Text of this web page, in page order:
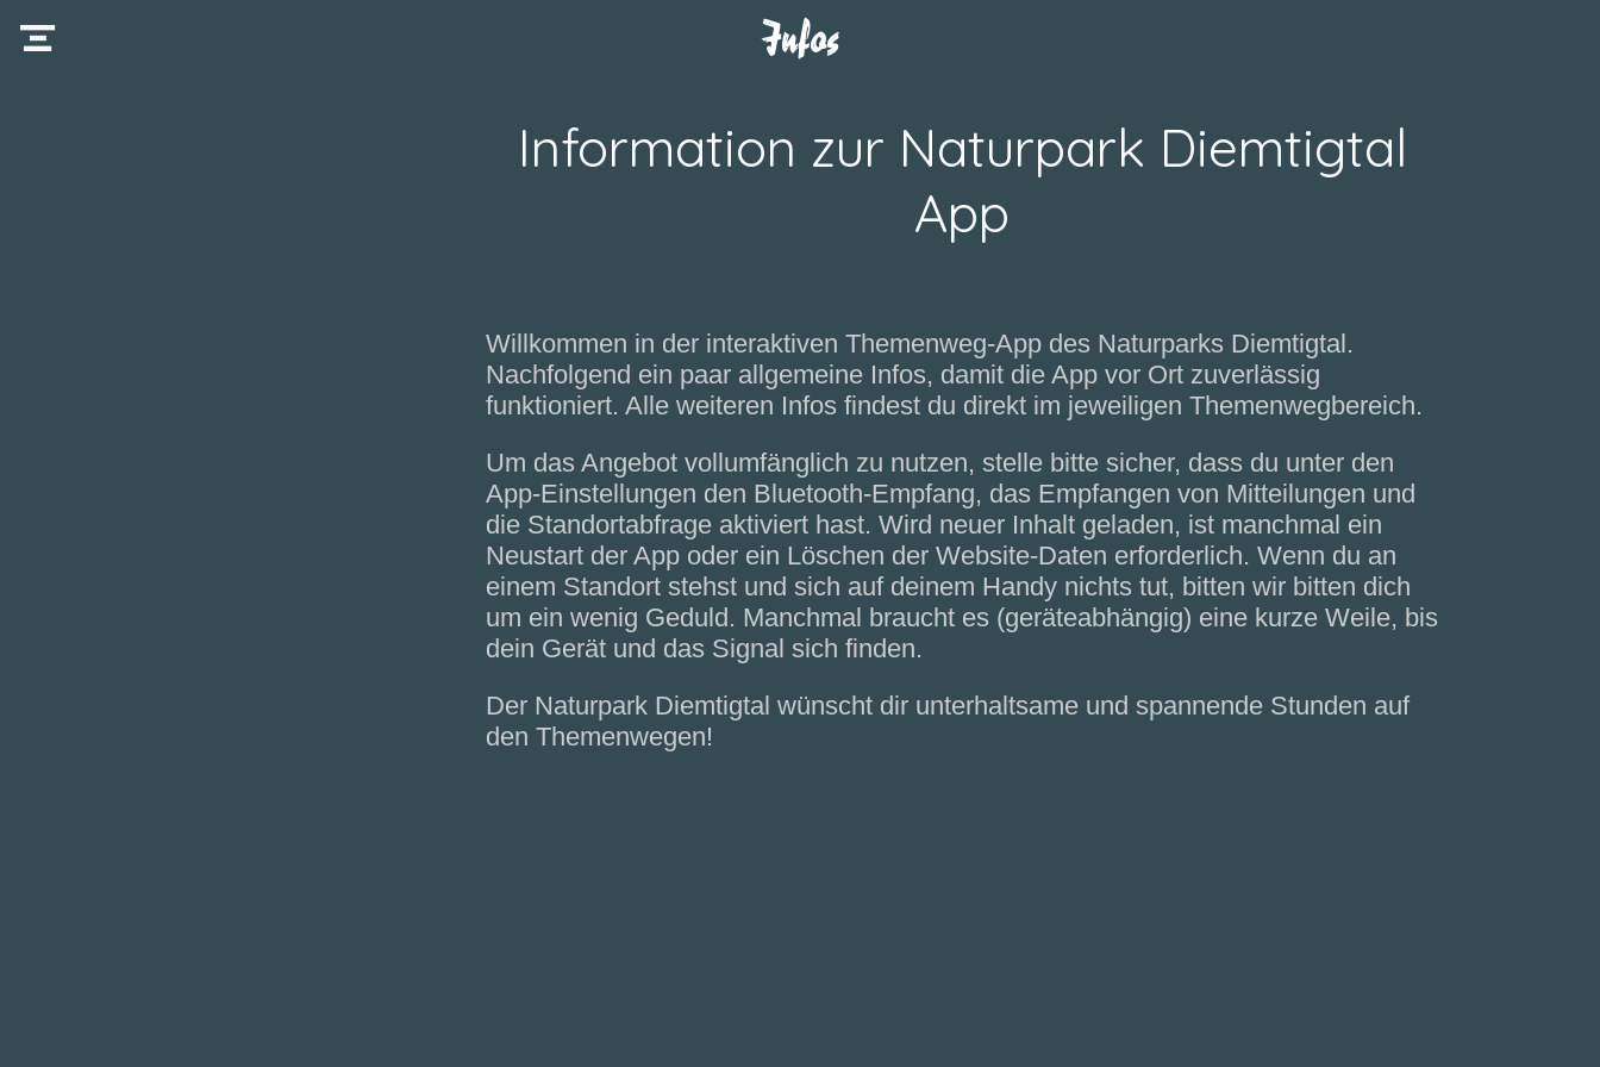
Infos
Information zur Naturpark Diemtigtal
App
Willkommen in der interaktiven Themenweg-App des Naturparks Diemtigtal.
Nachfolgend ein paar allgemeine Infos, damit die App vor Ort zuverlässig
funktioniert. Alle weiteren Infos findest du direkt im jeweiligen Themenwegbereich.
Um das Angebot vollumfänglich zu nutzen, stelle bitte sicher, dass du unter den
App-Einstellungen den Bluetooth-Empfang, das Empfangen von Mitteilungen und
die Standortabfrage aktiviert hast. Wird neuer Inhalt geladen, ist manchmal ein
Neustart der App oder ein Löschen der Website-Daten erforderlich. Wenn du an
einem Standort stehst und sich auf deinem Handy nichts tut, bitten wir bitten dich
um ein wenig Geduld. Manchmal braucht es (geräteabhängig) eine kurze Weile, bis
dein Gerät und das Signal sich finden.
Der Naturpark Diemtigtal wünscht dir unterhaltsame und spannende Stunden auf
den Themenwegen!